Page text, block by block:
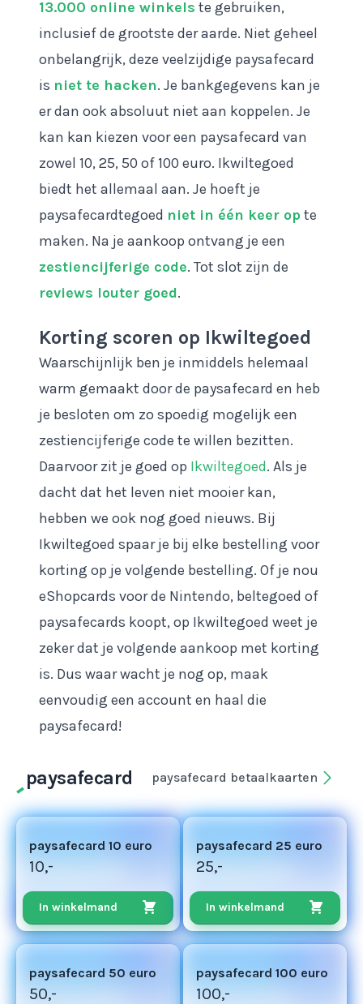
13.000 online winkels te gebruiken,
inclusief de grootste der aarde. Niet geheel
onbelangrijk, deze veelzijdige paysafecard
is niet te hacken. Je bankgegevens kan je
er dan ook absoluut niet aan koppelen. Je
kan kan kiezen voor een paysafecard van
zowel 10, 25, 50 of 100 euro. Ikwiltegoed
biedt het allemaal aan. Je hoeft je
paysafecardtegoed niet in één keer opte
maken. Na je aankoop ontvang je een
zestiencijferige code. Tot slot zijn de
reviews louter goed.
Korting scoren op Ikwiltegoed
Waarschijnlijk ben je inmiddels helemaal
warm gemaakt door de paysafecard en heb
je besloten om zo spoedig mogelijk een
zestiencijferige code te willen bezitten.
Daarvoor zit je goed op Ikwiltegoed. Als je
dacht dat het leven niet mooier kan,
hebben we ook nog goed nieuws. Bij
Ikwiltegoed spaar je bij elke bestelling voor
korting op je volgende bestelling. Of je nou
eShopcards voor de Nintendo, beltegoed of
paysafecards koopt, op Ikwiltegoed weet je
zeker dat je volgende aankoop met korting
is. Dus waar wacht je nog op, maak
eenvoudig een account en haal die
paysafecard!
paysafecard paysafecard betaalkaarten
paysafecard 10 euro
10,-
In winkelmand
paysafecard 25 euro
25,-
In winkelmand
paysafecard 50 euro
50,-
paysafecard 100 euro
100,-